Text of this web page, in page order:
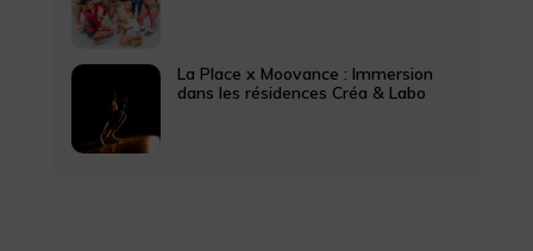
La Place x Moovance : Immersion
dans les résidences Créa & Labo